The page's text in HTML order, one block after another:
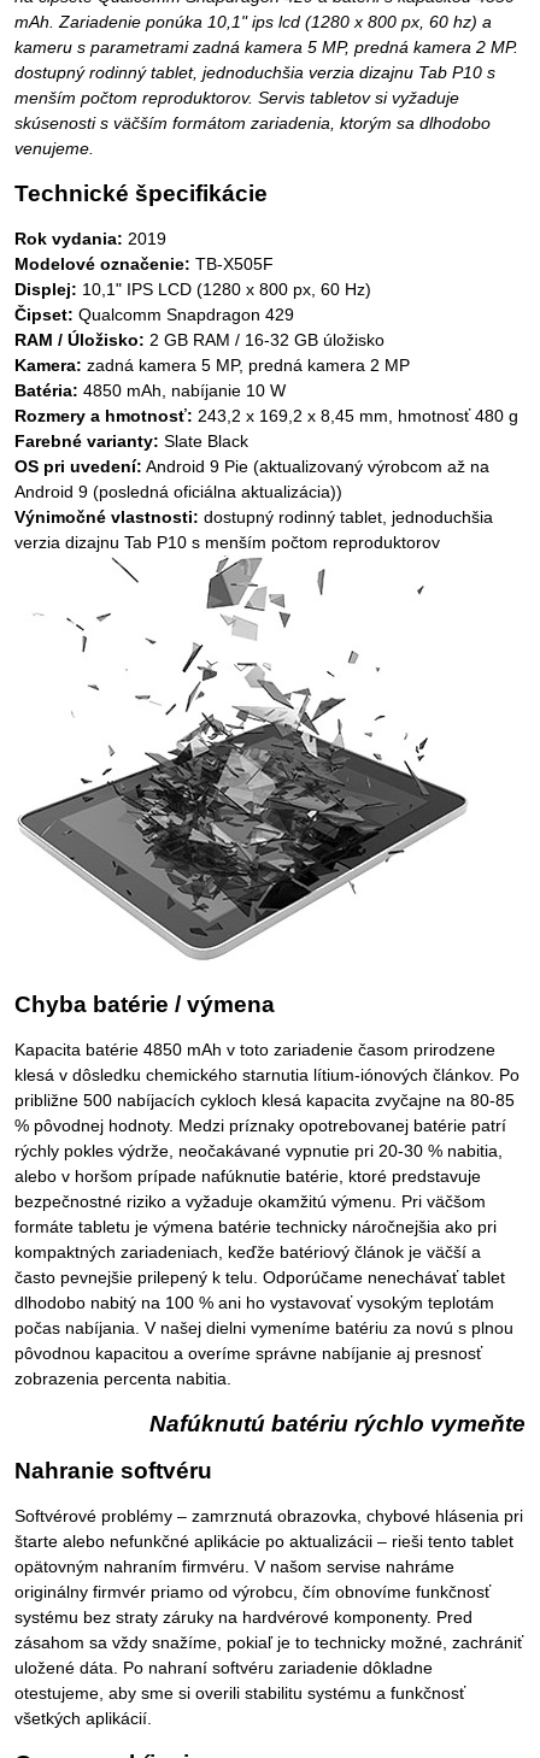
mAh. Zariadenie ponúka 10,1" ips lcd (1280 x 800 px, 60 hz) a
kameru s parametrami zadná kamera 5 MP, predná kamera 2 MP.
dostupný rodinný tablet, jednoduchšia verzia dizajnu Tab P10 s
menším počtom reproduktorov. Servis tabletov si vyžaduje
skúsenosti s väčším formátom zariadenia, ktorým sa dlhodobo
venujeme.
Technické špecifikácie
Rok vydania: 2019
Modelové označenie: TB-X505F
Displej: 10,1" IPS LCD (1280 x 800 px, 60 Hz)
Čipset: Qualcomm Snapdragon 429
RAM / Úložisko: 2 GB RAM / 16-32 GB úložisko
Kamera: zadná kamera 5 MP, predná kamera 2 MP
Batéria: 4850 mAh, nabíjanie 10 W
Rozmery a hmotnosť: 243,2 x 169,2 x 8,45 mm, hmotnosť 480 g
Farebné varianty: Slate Black
OS pri uvedení: Android 9 Pie (aktualizovaný výrobcom až na
Android 9 (posledná oficiálna aktualizácia))
Výnimočné vlastnosti: dostupný rodinný tablet, jednoduchšia
verzia dizajnu Tab P10 s menším počtom reproduktorov
Chyba batérie / výmena
Kapacita batérie 4850 mAh v toto zariadenie časom prirodzene
klesá v dôsledku chemického starnutia lítium-iónových článkov. Po
približne 500 nabíjacích cykloch klesá kapacita zvyčajne na 80-85
% pôvodnej hodnoty. Medzi príznaky opotrebovanej batérie patrí
rýchly pokles výdrže, neočakávané vypnutie pri 20-30 % nabitia,
alebo v horšom prípade nafúknutie batérie, ktoré predstavuje
bezpečnostné riziko a vyžaduje okamžitú výmenu. Pri väčšom
formáte tabletu je výmena batérie technicky náročnejšia ako pri
kompaktných zariadeniach, keďže batériový článok je väčší a
často pevnejšie prilepený k telu. Odporúčame nenechávať tablet
dlhodobo nabitý na 100 % ani ho vystavovať vysokým teplotám
počas nabíjania. V našej dielni vymeníme batériu za novú s plnou
pôvodnou kapacitou a overíme správne nabíjanie aj presnosť
zobrazenia percenta nabitia.
Nafúknutú batériu rýchlo vymeňte
Nahranie softvéru
Softvérové problémy – zamrznutá obrazovka, chybové hlásenia pri
štarte alebo nefunkčné aplikácie po aktualizácii – rieši tento tablet
opätovným nahraním firmvéru. V našom servise nahráme
originálny firmvér priamo od výrobcu, čím obnovíme funkčnosť
systému bez straty záruky na hardvérové komponenty. Pred
zásahom sa vždy snažíme, pokiaľ je to technicky možné, zachrániť
uložené dáta. Po nahraní softvéru zariadenie dôkladne
otestujeme, aby sme si overili stabilitu systému a funkčnosť
všetkých aplikácií.